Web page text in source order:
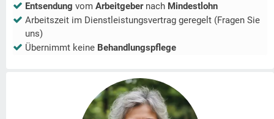
Entsendung vom Arbeitgeber nach Mindestlohn
Arbeitszeit im Dienstleistungsvertrag geregelt (Fragen Sie
uns)
Übernimmt keine Behandlungspflege